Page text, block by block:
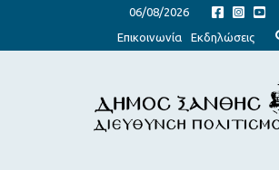
06/08/2026
Επικοινωνία
Εκδηλώσεις